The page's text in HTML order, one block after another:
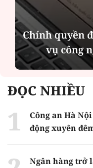
Chính quyền
vụ công
ĐỌC NHIỀU
Công an Hà
động xuyên
Ngân hàng trở